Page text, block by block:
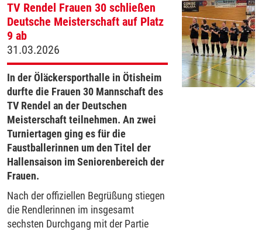
TV Rendel Frauen 30 schließen
Deutsche Meisterschaft auf Platz
9 ab
31.03.2026
In der Öläckersporthalle in Ötisheim
durfte die Frauen 30 Mannschaft des
TV Rendel an der Deutschen
Meisterschaft teilnehmen. An zwei
Turniertagen ging es für die
Faustballerinnen um den Titel der
Hallensaison im Seniorenbereich der
Frauen.
Nach der offiziellen Begrüßung stiegen
die Rendlerinnen im insgesamt
sechsten Durchgang mit der Partie